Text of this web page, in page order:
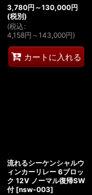
3,780円 ～130,000円
(税別)
(税込 :
4,158円 ～143,000円)
カートに入れる
流れるシーケンシャルウ
ィンカーリレー 6ブロッ
ク 12V ノーマル復帰SW
付 [nsw-003]